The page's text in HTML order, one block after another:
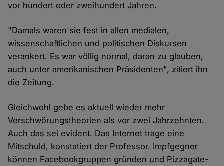
vor hundert oder zweihundert Jahren.
"Damals waren sie fest in allen medialen,
wissenschaftlichen und politischen Diskursen
verankert. Es war völlig normal, daran zu glauben,
auch unter amerikanischen Präsidenten", zitiert ihn
die Zeitung.
Gleichwohl gebe es aktuell wieder mehr
Verschwörungstheorien als vor zwei Jahrzehnten.
Auch das sei evident. Das Internet trage eine
Mitschuld, konstatiert der Professor. Impfgegner
können Facebookgruppen gründen und Pizzagate-